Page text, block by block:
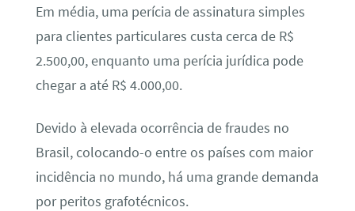
Em média, uma perícia de assinatura simples
para clientes particulares custa cerca de R$
2.500,00, enquanto uma perícia jurídica pode
chegar a até R$ 4.000,00.
Devido à elevada ocorrência de fraudes no
Brasil, colocando-o entre os países com maior
incidência no mundo, há uma grande demanda
por peritos grafotécnicos.